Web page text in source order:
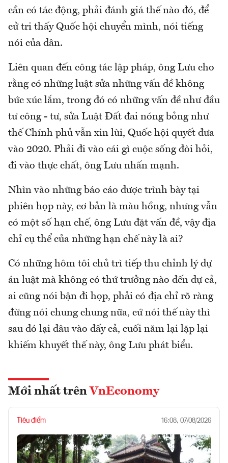
cần có tác động, phải đánh giá thế nào đó, để
cử tri thấy Quốc hội chuyển mình, nói tiếng
nói của dân.
Liên quan đến công tác lập pháp, ông Lưu cho
rằng có những luật sửa những vấn đề không
bức xúc lắm, trong đó có những vấn đề như đầu
tư công - tư, sửa Luật Đất đai nóng bỏng như
thế Chính phủ vẫn xin lùi, Quốc hội quyết đưa
vào 2020. Phải đi vào cái gì cuộc sống đòi hỏi,
đi vào thực chất, ông Lưu nhấn mạnh.
Nhìn vào những báo cáo được trình bày tại
phiên họp này, cơ bản là màu hồng, nhưng vẫn
có một số hạn chế, ông Lưu đặt vấn đề, vậy địa
chỉ cụ thể của những hạn chế này là ai?
Có những hôm tôi chủ trì tiếp thu chỉnh lý dự
án luật mà không có thứ trưởng nào đến dự cả,
ai cũng nói bận đi họp, phải có địa chỉ rõ ràng
đừng nói chung chung nữa, cứ nói thế này thì
sau đó lại đâu vào đấy cả, cuối năm lại lặp lại
khiếm khuyết thế này, ông Lưu phát biểu.
Mới nhất trên VnEconomy
Tiêu điểm 16:08, 07/08/2026